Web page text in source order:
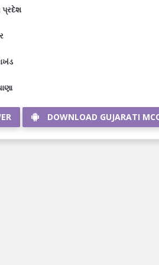
પ્રદેશ
DOWNLOAD GUJARATI